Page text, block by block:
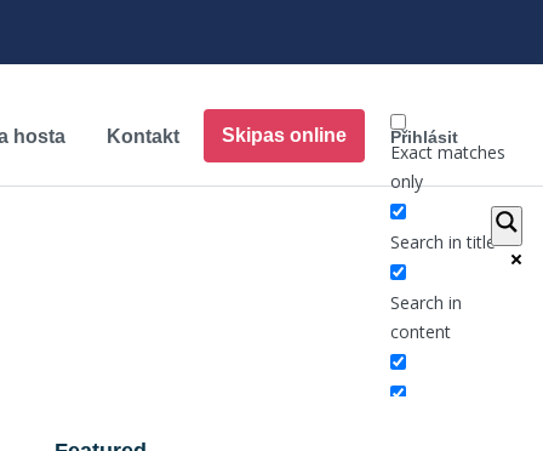
hosta Kontakt Skipas online Přihlásit
Exact matches
only
Search in title
Search in
content